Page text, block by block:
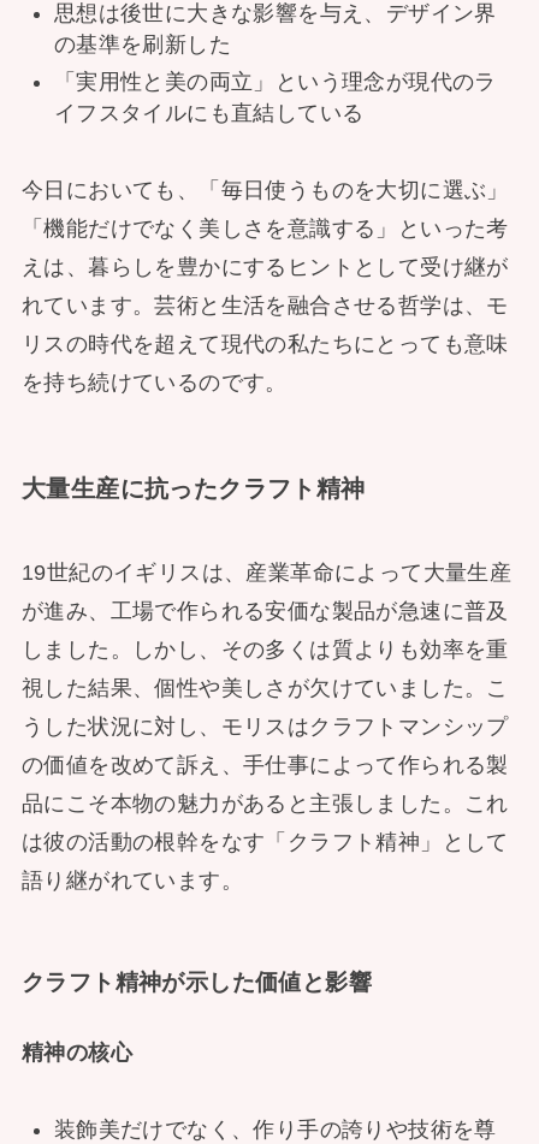
思想は後世に大きな影響を与え、デザイン界
の基準を刷新した
「実用性と美の両立」という理念が現代のラ
イフスタイルにも直結している
今日においても、「毎日使うものを大切に選ぶ」
「機能だけでなく美しさを意識する」といった考
えは、暮らしを豊かにするヒントとして受け継が
れています。芸術と生活を融合させる哲学は、モ
リスの時代を超えて現代の私たちにとっても意味
を持ち続けているのです。
大量生産に抗ったクラフト精神
19世紀のイギリスは、産業革命によって大量生産
が進み、工場で作られる安価な製品が急速に普及
しました。しかし、その多くは質よりも効率を重
視した結果、個性や美しさが欠けていました。こ
うした状況に対し、モリスはクラフトマンシップ
の価値を改めて訴え、手仕事によって作られる製
品にこそ本物の魅力があると主張しました。これ
は彼の活動の根幹をなす「クラフト精神」として
語り継がれています。
クラフト精神が示した価値と影響
精神の核心
装飾美だけでなく、作り手の誇りや技術を尊